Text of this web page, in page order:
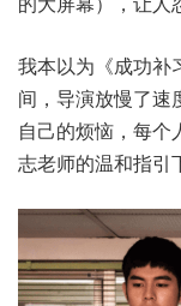
我本以为《成功补
间，导演放慢了速
自己的烦恼，每
志老师的温和指引